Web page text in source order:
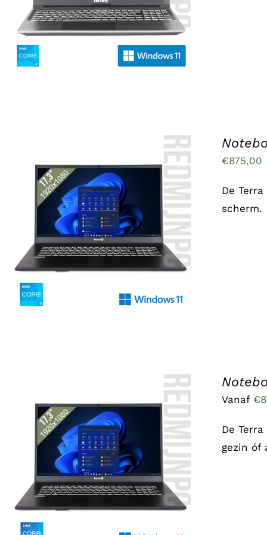
TOEVOEGEN AAN WINKELWAGEN
/
DETAILS
€875,00
De
scherm.
OPTIES SELECTEREN
DIT
PRODUCT
HEEFT
MEERDERE
VARIATIES.
/ DETAILS
Vanaf €
De
gezin óf